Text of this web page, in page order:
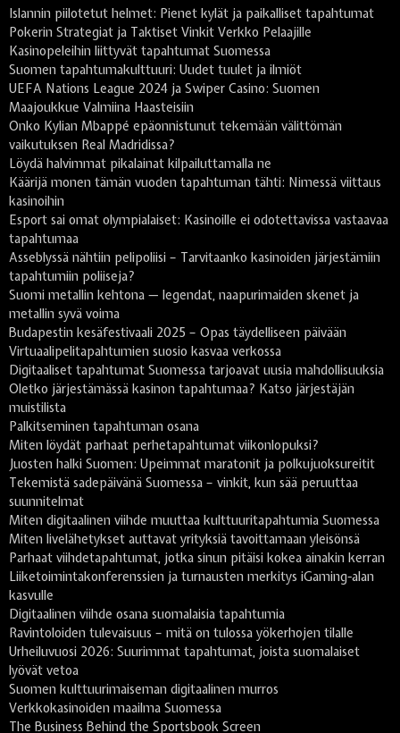
Islannin piilotetut helmet: Pienet kylät ja paikalliset tapahtumat
Pokerin Strategiat ja Taktiset Vinkit Verkko Pelaajille
Kasinopeleihin liittyvät tapahtumat Suomessa
Suomen tapahtumakulttuuri: Uudet tuulet ja ilmiöt
UEFA Nations League 2024 ja Swiper Casino: Suomen
Maajoukkue Valmiina Haasteisiin
Onko Kylian Mbappé epäonnistunut tekemään välittömän
vaikutuksen Real Madridissa?
Löydä halvimmat pikalainat kilpailuttamalla ne
Käärijä monen tämän vuoden tapahtuman tähti: Nimessä viittaus
kasinoihin
Esport sai omat olympialaiset: Kasinoille ei odotettavissa vastaavaa
tapahtumaa
Asseblyssä nähtiin pelipoliisi – Tarvitaanko kasinoiden järjestämiin
tapahtumiin poliiseja?
Suomi metallin kehtona — legendat, naapurimaiden skenet ja
metallin syvä voima
Budapestin kesäfestivaali 2025 – Opas täydelliseen päivään
Virtuaalipelitapahtumien suosio kasvaa verkossa
Digitaaliset tapahtumat Suomessa tarjoavat uusia mahdollisuuksia
Oletko järjestämässä kasinon tapahtumaa? Katso järjestäjän
muistilista
Palkitseminen tapahtuman osana
Miten löydät parhaat perhetapahtumat viikonlopuksi?
Juosten halki Suomen: Upeimmat maratonit ja polkujuoksureitit
Tekemistä sadepäivänä Suomessa – vinkit, kun sää peruuttaa
suunnitelmat
Miten digitaalinen viihde muuttaa kulttuuritapahtumia Suomessa
Miten livelähetykset auttavat yrityksiä tavoittamaan yleisönsä
Parhaat viihdetapahtumat, jotka sinun pitäisi kokea ainakin kerran
Liiketoimintakonferenssien ja turnausten merkitys iGaming-alan
kasvulle
Digitaalinen viihde osana suomalaisia tapahtumia
Ravintoloiden tulevaisuus – mitä on tulossa yökerhojen tilalle
Urheiluvuosi 2026: Suurimmat tapahtumat, joista suomalaiset
lyövät vetoa
Suomen kulttuurimaiseman digitaalinen murros
Verkkokasinoiden maailma Suomessa
The Business Behind the Sportsbook Screen